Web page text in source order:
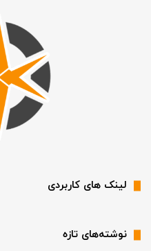
لینک های کاربردی
نوشته‌های تازه